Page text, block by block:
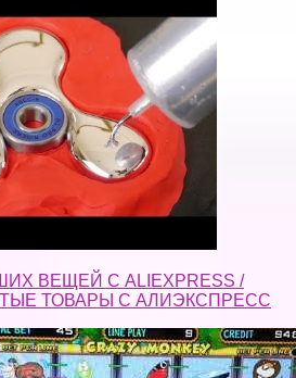
ВЕЩЕЙ С ALIEXPRESS /
ТОВАРЫ С АЛИЭКСПРЕСС